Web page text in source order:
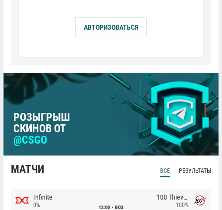
АВТОРИЗОВАТЬСЯ
РОЗЫГРЫШ
СКИНОВ ОТ
@CSGO
МАТЧИ ВСЕ РЕЗУЛЬТАТЫ
Infinite
0% 12:00 BO3
100 Thieves
100%